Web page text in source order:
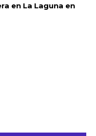
en La Laguna en